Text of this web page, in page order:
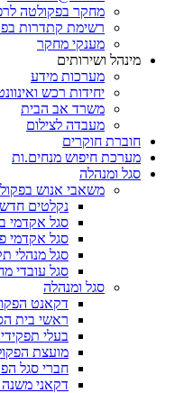
מחקר בפקולטה
רשימת קתדרות
מענקי מחקר
מינהל ושירותים
מערכות מידע
יחידות רכש
משרד אב הבית
מעבדה לצילום
חוברת חוקרים
מערכת חיפוש מנחים.ות
סגל ומנהלה
משאבי אנוש
נקלטים
סגל אקדמי
סגל אקדמי
סגל מנהלי
סגל עובדי
סגל ומנהלה
דקאנט
ראשי בית
בעלי
מועצת
חברי סגל
דקאני משנה